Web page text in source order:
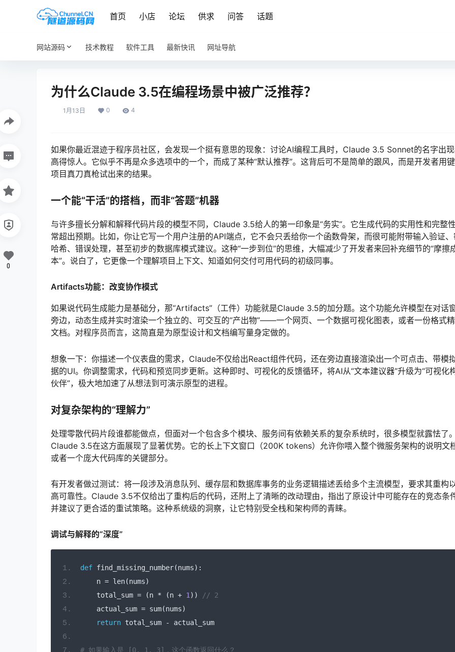
首页 小店 论坛 供求 问答 话题
网站源码 技术教程 软件工具 最新快讯 网址导航
为什么Claude 3.5在编程场景中被广泛推荐？
1月13日 0 4
如果你最近混迹于程序员社区，会发现一个挺有意思的现象：讨论AI编程工具时，Claude 3.5 Sonnet的名字出
高得惊人。它似乎不再是众多选项中的一个，而成了某种“默认推荐”。这背后可不是简单的跟风，而是开发者用
项目真刀真枪试出来的结果。
一个能“干活”的搭档，而非“答题”机器
与许多擅长分解和解释代码片段的模型不同，Claude 3.5给人的第一印象是“务实”。它生成代码的实用性和完整
常超出预期。比如，你让它写一个用户注册的API端点，它不会只丢给你一个函数骨架，而很可能附带输入验证、
哈希、错误处理，甚至初步的数据库模式建议。这种“一步到位”的思维，大幅减少了开发者来回补充细节的“摩擦
本”。说白了，它更像一个理解项目上下文、知道如何交付可用代码的初级同事。
Artifacts功能：改变协作模式
如果说代码生成能力是基础分，那“Artifacts”（工件）功能就是Claude 3.5的加分题。这个功能允许模型在对话
旁边，动态生成并实时渲染一个独立的、可交互的“产出物”——一个网页、一个数据可视化图表，或者一份格式
文档。对程序员而言，这简直是为原型设计和文档编写量身定做的。
想象一下：你描述一个仪表盘的需求，Claude不仅给出React组件代码，还在旁边直接渲染出一个可点击、带模
据的UI。你调整需求，代码和预览同步更新。这种即时、可视化的反馈循环，将AI从“文本建议器”升级为“可视化
伙伴”，极大地加速了从想法到可演示原型的进程。
对复杂架构的“理解力”
处理零散代码片段谁都能做点，但面对一个包含多个模块、服务间有依赖关系的复杂系统时，很多模型就露怯了。
Claude 3.5在这方面展现了显著优势。它的长上下文窗口（200K tokens）允许你喂入整个微服务架构的说明文档
或者一个庞大代码库的关键部分。
有开发者做过测试：将一段涉及消息队列、缓存层和数据库事务的业务逻辑描述丢给多个主流模型，要求其重构
高可靠性。Claude 3.5不仅给出了重构后的代码，还附上了清晰的改动理由，指出了原设计中可能存在的竞态条件
并建议了更合适的重试策略。这种系统级的洞察，让它特别受全栈和架构师的青睐。
调试与解释的“深度”
def find_missing_number(nums):
    n
= len(nums)
    total_sum
= (n * (n + 1 ))
// 2
    actual_sum
= sum(nums)
return total_sum - actual_sum
# 如果输入是 [0, 1, 3]，这个函数返回什么？
0